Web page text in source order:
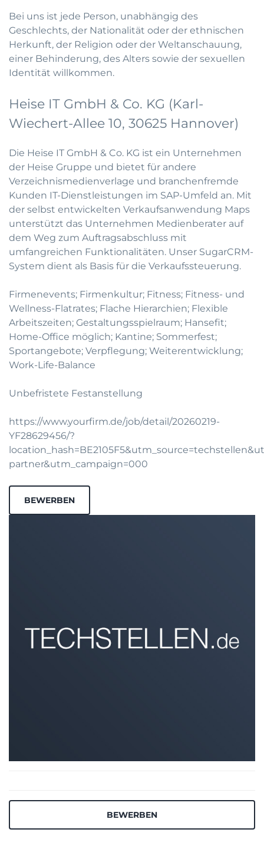
Bei uns ist jede Person, unabhängig des
Geschlechts, der Nationalität oder der ethnischen
Herkunft, der Religion oder der Weltanschauung,
einer Behinderung, des Alters sowie der sexuellen
Identität willkommen.
Heise IT GmbH & Co. KG (Karl-
Wiechert-Allee 10, 30625 Hannover)
Die Heise IT GmbH & Co. KG ist ein Unternehmen
der Heise Gruppe und bietet für andere
Verzeichnismedienverlage und branchenfremde
Kunden IT-Dienstleistungen im SAP-Umfeld an. Mit
der selbst entwickelten Verkaufsanwendung Maps
unterstützt das Unternehmen Medienberater auf
dem Weg zum Auftragsabschluss mit
umfangreichen Funktionalitäten. Unser SugarCRM-
System dient als Basis für die Verkaufssteuerung.
Firmenevents; Firmenkultur; Fitness; Fitness- und
Wellness-Flatrates; Flache Hierarchien; Flexible
Arbeitszeiten; Gestaltungsspielraum; Hansefit;
Home-Office möglich; Kantine; Sommerfest;
Sportangebote; Verpflegung; Weiterentwicklung;
Work-Life-Balance
Unbefristete Festanstellung
https://www.yourfirm.de/job/detail/20260219-
YF28629456/?
partner&utm_campaign=000
BEWERBEN
BEWERBEN